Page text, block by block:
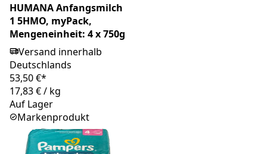
HUMANA Anfangsmilch
1 5HMO, myPack,
Mengeneinheit: 4 x 750g
Versand innerhalb
Deutschlands
53,50 €*
17,83 €/ kg
Auf Lager
Markenprodukt